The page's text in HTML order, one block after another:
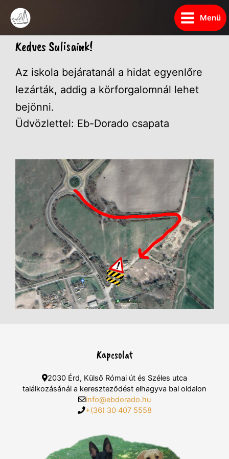
Menü
Kedves Sulisaink!
Az iskola bejáratanál a hidat egyenlőre
lezárták, addig a körforgalomnál lehet
bejönni.
Üdvözlettel: Eb-Dorado csapata
Kapcsolat
2030 Érd, Külső Római út és Széles utca
találkozásánál a kereszteződést elhagyva bal oldalon
info@ebdorado.hu
+(36) 30 407 5558